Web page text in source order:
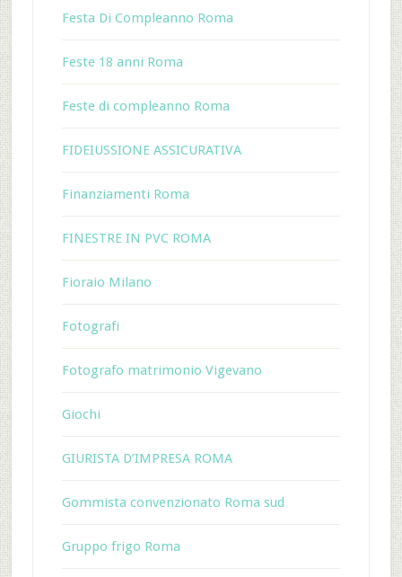
Festa Di Compleanno Roma
Feste 18 anni Roma
Feste di compleanno Roma
FIDEIUSSIONE ASSICURATIVA
Finanziamenti Roma
FINESTRE IN PVC ROMA
Fioraio Milano
Fotografi
Fotografo matrimonio Vigevano
Giochi
GIURISTA D’IMPRESA ROMA
Gommista convenzionato Roma sud
Gruppo frigo Roma